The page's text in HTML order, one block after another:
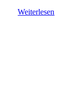
Weiterlesen